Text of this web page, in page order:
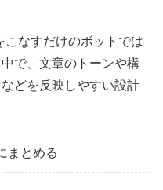
こなすだけのボットでは
で、文章のトーンや構
どを反映しやすい設計
まとめる